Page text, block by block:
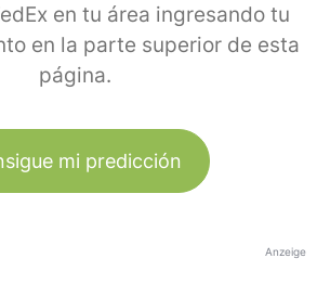
en tu área ingresando tu
en la parte superior de esta
página.
mi predicción
Anzeige